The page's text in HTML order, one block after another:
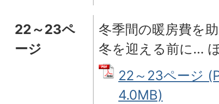
22～23ペ
ージ
冬季間の暖房費を
冬を迎える前に…
22～23ページ
4.0MB)